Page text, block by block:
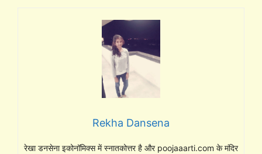
Rekha Dansena
रेखा डनसेना इकोनॉमिक्स में स्नातकोत्तर है और poojaaarti.com के मंदिर